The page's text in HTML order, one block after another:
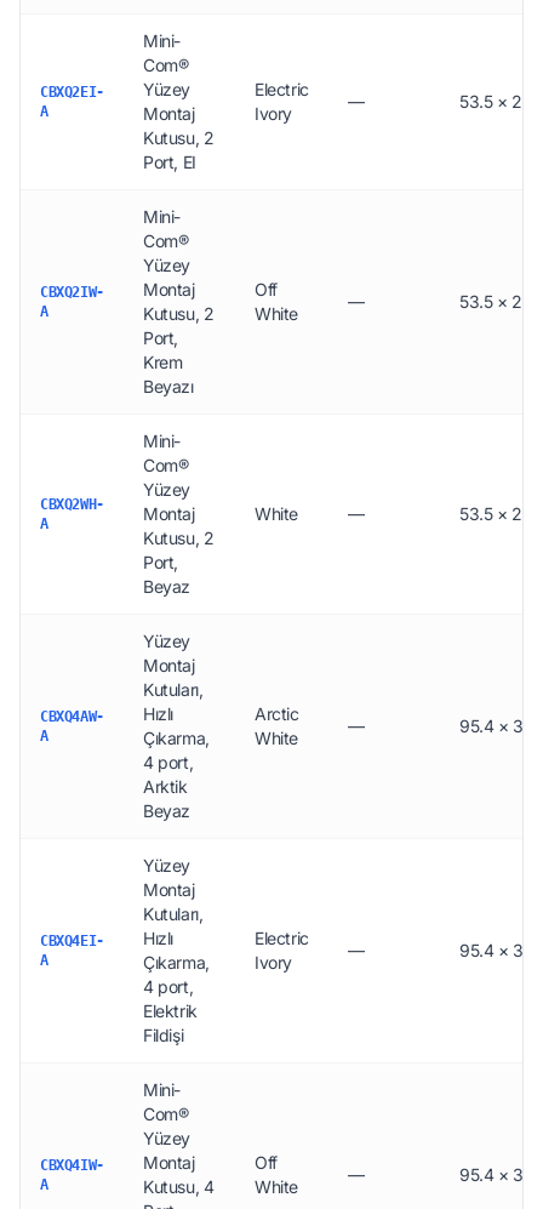
CBXQ2EI-
A
Mini-
Com®
Yüzey
Montaj
Kutusu, 2
Port, EI
Electric
Ivory
— 53.5 ×
CBXQ2IW-
A
Mini-
Com®
Yüzey
Montaj
Kutusu, 2
Port,
Krem
Beyazı
Off
White
— 53.5 ×
CBXQ2WH-
A
Mini-
Com®
Yüzey
Montaj
Kutusu, 2
Port,
Beyaz
White — 53.5 ×
CBXQ4AW-
A
Yüzey
Montaj
Kutuları,
Hızlı
Çıkarma,
4 port,
Arktik
Beyaz
Arctic
White
— 95.4 × 30
CBXQ4EI-
A
Yüzey
Montaj
Kutuları,
Hızlı
Çıkarma,
4 port,
Elektrik
Fildişi
Electric
Ivory
— 95.4 × 30
CBXQ4IW-
A
Mini-
Com®
Yüzey
Montaj
Kutusu, 4
Off
White
— 95.4 × 30